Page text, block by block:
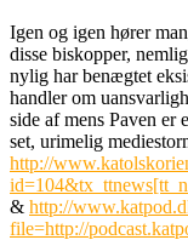
Igen og igen hører
disse biskopper,
nylig har benægtet
handler om
side af mens Paven
set, urimelig
http://
& http://
file=http://